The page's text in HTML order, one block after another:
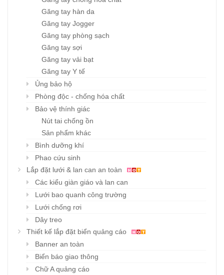
Găng tay hàn da
Găng tay Jogger
Găng tay phòng sạch
Găng tay sợi
Găng tay vải bạt
Găng tay Y tế
Ủng bảo hộ
Phòng độc - chống hóa chất
Bảo vệ thính giác
Nút tai chống ồn
Sản phẩm khác
Bình dưỡng khí
Phao cứu sinh
Lắp đặt lưới & lan can an toàn
Các kiểu giàn giáo và lan can
Lưới bao quanh công trường
Lưới chống rơi
Dây treo
Thiết kế lắp đặt biển quảng cáo
Banner an toàn
Biển báo giao thông
Chữ A quảng cáo